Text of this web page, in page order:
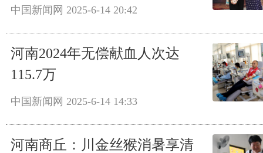
中国新闻网 2025-6-14 20:42
河南2024年无偿献血人次达
115.7万
中国新闻网 2025-6-14 14:33
河南商丘：川金丝猴消暑享清